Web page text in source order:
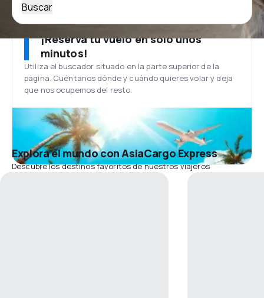
Buscar
¡Reserva tu vuelo en solo unos
minutos!
Utiliza el buscador situado en la parte superior de la
página. Cuéntanos dónde y cuándo quieres volar y deja
que nos ocupemos del resto.
Explora el mundo con AsiaCargo Express
Descubre los destinos favoritos de nuestros viajeros